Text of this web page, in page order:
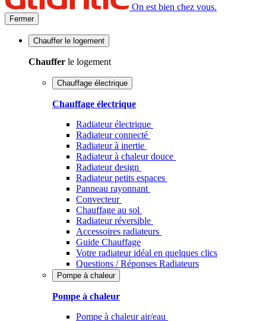
On est bien chez vous.
Fermer
Chauffer le logement
Chauffer le logement
Chauffage électrique
Chauffage électrique
Radiateur électrique
Radiateur connecté
Radiateur à inertie
Radiateur à chaleur douce
Radiateur design
Radiateur petits espaces
Panneau rayonnant
Convecteur
Chauffage au sol
Radiateur réversible
Accessoires radiateurs
Guide Chauffage
Votre radiateur idéal en quelques clics
Questions / Réponses Radiateurs
Pompe à chaleur
Pompe à chaleur
Pompe à chaleur air/eau